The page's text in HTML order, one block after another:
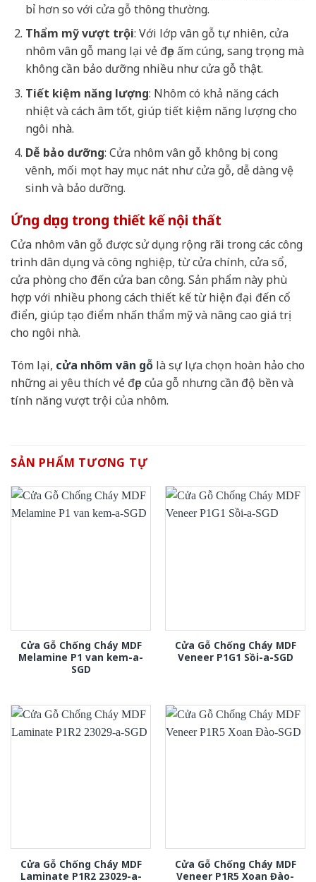
bỉ hơn so với cửa gỗ thông thường.
Thẩm mỹ vượt trội: Với lớp vân gỗ tự nhiên, cửa
nhôm vân gỗ mang lại vẻ đẹp ấm cúng, sang trọng mà
không cần bảo dưỡng nhiều như cửa gỗ thật.
Tiết kiệm năng lượng: Nhôm có khả năng cách
nhiệt và cách âm tốt, giúp tiết kiệm năng lượng cho
ngôi nhà.
Dễ bảo dưỡng: Cửa nhôm vân gỗ không bị cong
vênh, mối mọt hay mục nát như cửa gỗ, dễ dàng vệ
sinh và bảo dưỡng.
Ứng dụng trong thiết kế nội thất
Cửa nhôm vân gỗ được sử dụng rộng rãi trong các công
trình dân dụng và công nghiệp, từ cửa chính, cửa sổ,
cửa phòng cho đến cửa ban công. Sản phẩm này phù
hợp với nhiều phong cách thiết kế từ hiện đại đến cổ
điển, giúp tạo điểm nhấn thẩm mỹ và nâng cao giá trị
cho ngôi nhà.
Tóm lại, cửa nhôm vân gỗ là sự lựa chọn hoàn hảo cho
những ai yêu thích vẻ đẹp của gỗ nhưng cần độ bền và
tính năng vượt trội của nhôm.
SẢN PHẨM TƯƠNG TỰ
Cửa Gỗ Chống Cháy MDF
Melamine P1 van kem-a-
SGD
Cửa Gỗ Chống Cháy MDF
Veneer P1G1 Sồi-a-SGD
Cửa Gỗ Chống Cháy MDF
Laminate P1R2 23029-a-
Cửa Gỗ Chống Cháy MDF
Veneer P1R5 Xoan Đào-